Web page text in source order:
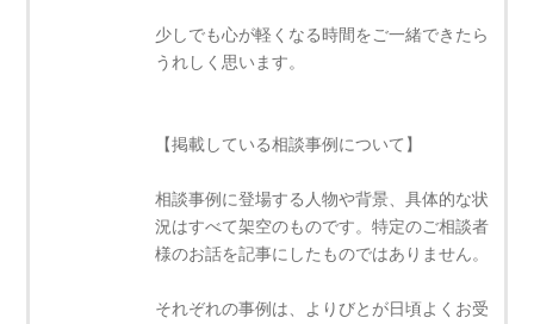
少しでも心が軽くなる時間をご一緒できたら
うれしく思います。
【掲載している相談事例について】
相談事例に登場する人物や背景、具体的な状
況はすべて架空のものです。特定のご相談者
様のお話を記事にしたものではありません。
それぞれの事例は、よりびとが日頃よくお受